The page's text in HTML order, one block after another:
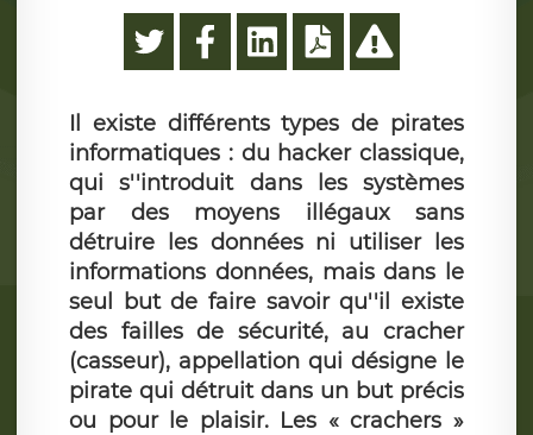
Il existe différents types de pirates
informatiques : du hacker classique,
qui s''introduit dans les systèmes
par des moyens illégaux sans
détruire les données ni utiliser les
informations données, mais dans le
seul but de faire savoir qu''il existe
des failles de sécurité, au cracher
(casseur), appellation qui désigne le
pirate qui détruit dans un but précis
ou pour le plaisir. Les « crachers »